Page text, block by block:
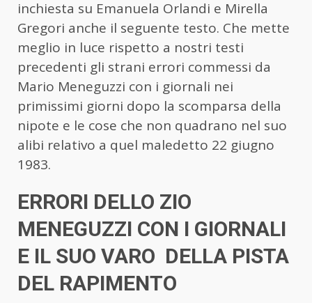
inchiesta su Emanuela Orlandi e Mirella
Gregori anche il seguente testo. Che mette
meglio in luce rispetto a nostri testi
precedenti gli strani errori commessi da
Mario Meneguzzi con i giornali nei
primissimi giorni dopo la scomparsa della
nipote e le cose che non quadrano nel suo
alibi relativo a quel maledetto 22 giugno
1983.
ERRORI DELLO ZIO
MENEGUZZI CON I GIORNALI
E IL SUO VARO DELLA PISTA
DEL RAPIMENTO